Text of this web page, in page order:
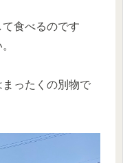
食べるのです
ったくの別物で